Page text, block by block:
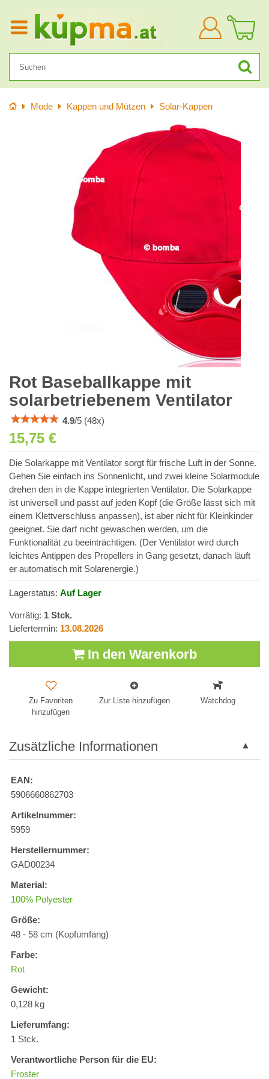
Anmelden
Startseite
Mode Kappen und Mützen Solar-Kappen
Rot Baseballkappe mit
solarbetriebenem Ventilator
4.9/5 (48x)
15,75 €
Die Solarkappe mit Ventilator sorgt für frische Luft in der Sonne.
Gehen Sie einfach ins Sonnenlicht, und zwei kleine Solarmodule
drehen den in die Kappe integrierten Ventilator. Die Solarkappe
ist universell und passt auf jeden Kopf (die Größe lässt sich mit
einem Klettverschluss anpassen), ist aber nicht für Kleinkinder
geeignet. Sie darf nicht gewaschen werden, um die
Funktionalität zu beeinträchtigen. (Der Ventilator wird durch
leichtes Antippen des Propellers in Gang gesetzt, danach läuft
er automatisch mit Solarenergie.)
Lagerstatus: Auf Lager
Vorrätig: 1 Stck.
Liefertermin: 13.08.2026
In den Warenkorb
Zu Favoriten
hinzufügen
Zur Liste hinzufügen Watchdog
Zusätzliche Informationen
EAN:
5906660862703
Artikelnummer:
5959
Herstellernummer:
GAD00234
Material:
100% Polyester
Größe:
48 - 58 cm (Kopfumfang)
Farbe:
Rot
Gewicht:
0,128 kg
Lieferumfang:
1 Stck.
Verantwortliche Person für die EU:
Froster